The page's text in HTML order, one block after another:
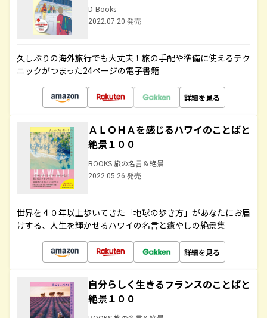
D-Books
2022.07.20 発売
久しぶりの海外旅行でも大丈夫！旅の手配や準備に使えるテク
ニックがつまった24ページの電子書籍
詳細を見る
ＡＬＯＨＡを感じるハワイのことばと
絶景１００
BOOKS 旅の名言＆絶景
2022.05.26 発売
世界を４０年以上歩いてきた「地球の歩き方」があなたにお届
けする、人生を輝かせるハワイの名言と癒やしの絶景集
詳細を見る
自分らしく生きるフランスのことばと
絶景１００